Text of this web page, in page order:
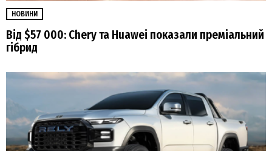
НОВИНИ
Від $57 000: Chery та Huawei показали преміальний
гібрид